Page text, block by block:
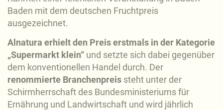
Baden mit dem deutschen Fruchtpreis
ausgezeichnet.
Alnatura erhielt den Preis erstmals in der Kategorie
„Supermarkt klein“ und setzte sich dabei gegenüber
dem konventionellen Handel durch. Der
renommierte Branchenpreis steht unter der
Schirmherrschaft des Bundesministeriums für
Ernährung und Landwirtschaft und wird jährlich